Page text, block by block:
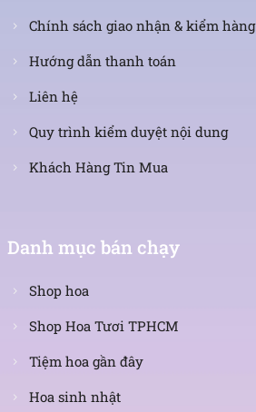
Chính sách giao nhận & kiểm hàng
Hướng dẫn thanh toán
Liên hệ
Quy trình kiểm duyệt nội dung
Khách Hàng Tin Mua
Danh mục bán chạy
Shop hoa
Shop Hoa Tươi TPHCM
Tiệm hoa gần đây
Hoa sinh nhật